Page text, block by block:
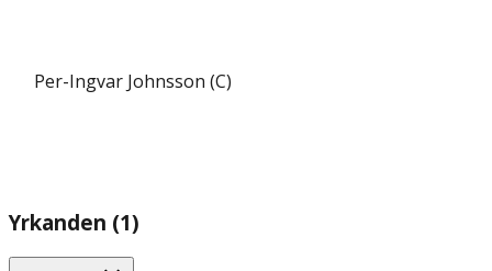
Per-Ingvar Johnsson (C)
Yrkanden (1)